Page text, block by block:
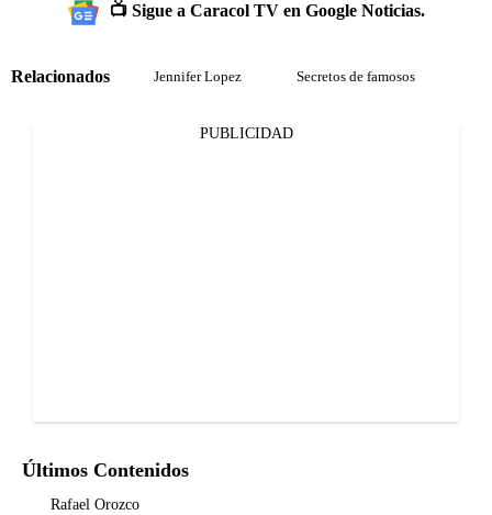
📺 Sigue a Caracol TV en Google Noticias.
Relacionados Jennifer Lopez Secretos de famosos
PUBLICIDAD
Últimos Contenidos
Rafael Orozco